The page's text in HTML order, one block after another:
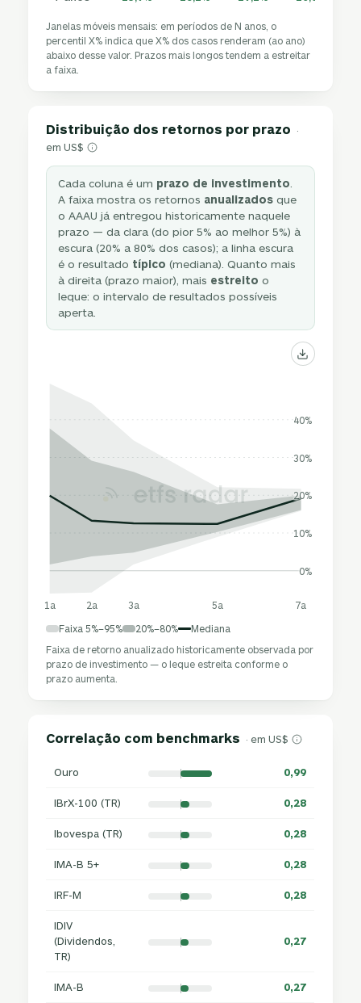
Janelas móveis mensais: em períodos de N anos, o
percentil X% indica que X% dos casos renderam (ao ano)
abaixo desse valor. Prazos mais longos tendem a estreitar
a faixa.
Distribuição dos retornos por prazo ·
em US$
Cada coluna é um prazo de investimento
A faixa mostra os retornos anualizados que
o AAAU já entregou historicamente naquele
prazo — da clara (do pior 5% ao melhor 5%) à
escura (20% a 80% dos casos); a linha escura
é o resultado típico (mediana). Quanto mais
à direita (prazo maior), mais estreito o
leque: o intervalo de resultados possíveis
aperta.
0%
10%
20%
30%
40%
1a 2a 3a 5a 7a
Faixa 5%–95% 20%–80%
Mediana
Faixa de retorno anualizado historicamente observada por
prazo de investimento — o leque estreita conforme o
prazo aumenta.
Correlação com benchmarks · em US$
Ouro 0,99
IBrX-100 (TR) 0,28
Ibovespa (TR) 0,28
IMA-B 5+ 0,28
IRF-M 0,28
IDIV
(Dividendos,
TR)
0,27
IMA-B 0,27